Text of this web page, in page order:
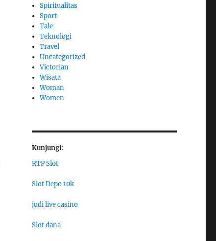
Spiritualitas
Sport
Tale
Teknologi
Travel
Uncategorized
Victorian
Wisata
Woman
Women
Kunjungi:
RTP Slot
Slot Depo 10k
judi live casino
Slot dana